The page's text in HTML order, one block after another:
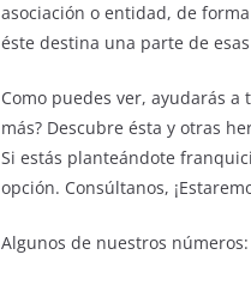
asociación o entidad, de
éste destina una parte de
Como puedes ver, ayudarás
más? Descubre ésta y otras
Si estás planteándote
opción. Consúltanos,
Algunos de nuestros números: